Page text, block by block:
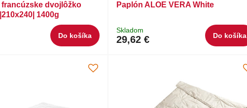
francúzske dvojlôžko
1400g
Do košíka
Paplón ALOE VERA White
Skladom
29,62 € Do košíka